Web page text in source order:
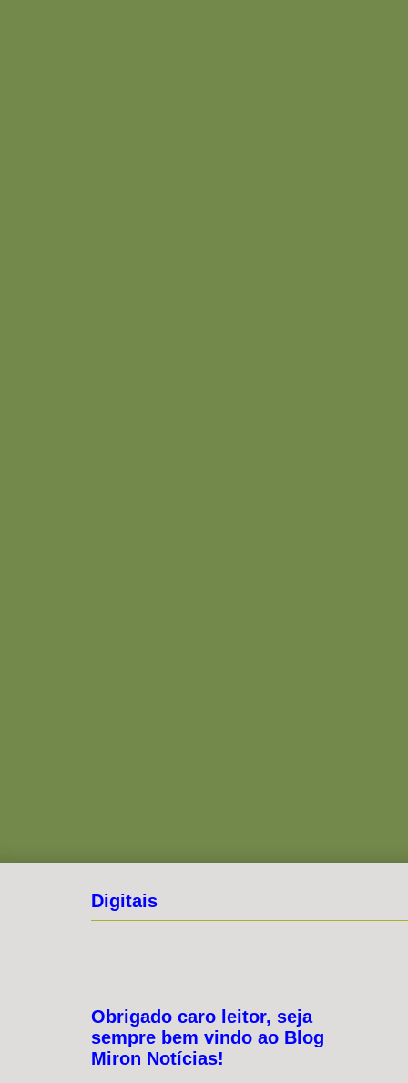
Digitais
Obrigado caro leitor, seja
sempre bem vindo ao Blog
Miron Notícias!